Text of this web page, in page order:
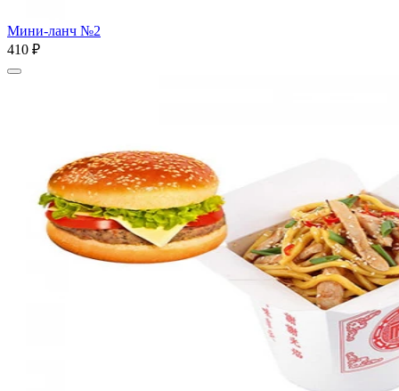
Мини-ланч №2
410 ₽